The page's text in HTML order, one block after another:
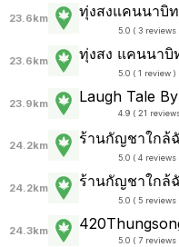
23.6km ทุ่งสงแคนนาบิ
5.0 ( 3 reviews
23.6km ทุ่งสง แคนนาบิ
5.0 ( 1 review )
23.9km Laugh Tale
4.9 ( 21
24.2km ร้านกัญชาใกล้
5.0 ( 4 reviews
24.2km ร้านกัญชาใกล้
5.0 ( 5 reviews
24.3km
5.0 ( 7 reviews